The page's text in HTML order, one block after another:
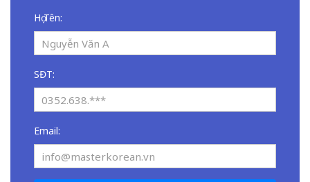
Họ Tên:
SĐT:
Email: